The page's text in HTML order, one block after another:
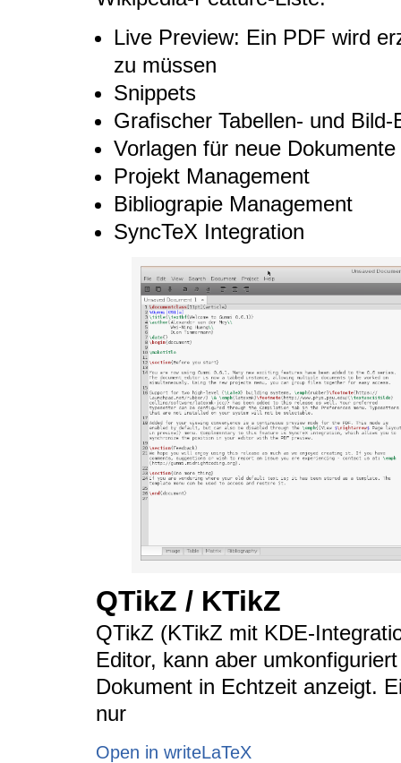
Live Preview: Ein PDF wird
zu müssen
Snippets
Grafischer Tabellen- und
Vorlagen für neue Dokumente
Projekt Management
Bibliograpie Management
SyncTeX Integration
QTikZ / KTikZ
QTikZ (KTikZ mit KDE-
Editor, kann aber
Dokument in Echtzeit anzeigt.
nur
Open in writeLaTeX